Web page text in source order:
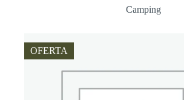
Camping
OFERTA